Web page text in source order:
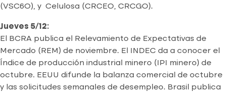
(VSC6O), y Celulosa (CRCEO, CRCGO).
Jueves 5/12:
El BCRA publica el Relevamiento de Expectativas de
Mercado (REM) de noviembre. El INDEC da a conocer el
Índice de producción industrial minero (IPI minero) de
octubre. EEUU difunde la balanza comercial de octubre
y las solicitudes semanales de desempleo. Brasil publica